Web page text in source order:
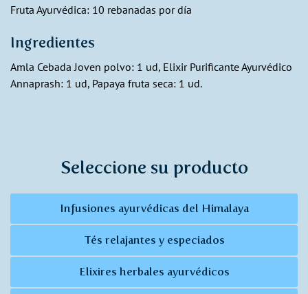
Fruta Ayurvédica: 10 rebanadas por día
Ingredientes
Amla Cebada Joven polvo: 1 ud, Elixir Purificante Ayurvédico
Annaprash: 1 ud, Papaya fruta seca: 1 ud.
Seleccione su producto
Infusiones ayurvédicas del Himalaya
Tés relajantes y especiados
Elixires herbales ayurvédicos